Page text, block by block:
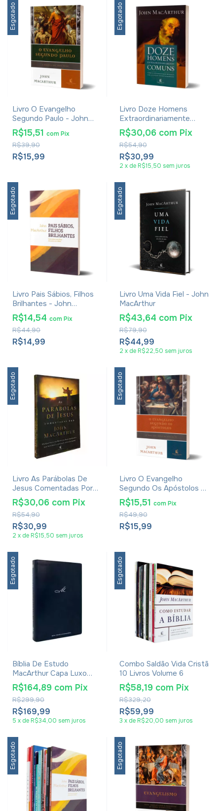
Esgotado
Livro O Evangelho
Segundo Paulo - John
MacArthur
R$15,99
R$39,90
R$15,51 comPix
Esgotado
Livro Doze Homens
Extraordinariamente
Comuns - John
Macarthur
R$30,99
R$54,90
R$30,06 com Pix
2 x de R$15,50 sem juros
Esgotado
Livro Pais Sábios, Filhos
Brilhantes - John
MacArthur
R$14,99
R$44,90
R$14,54 comPix
Esgotado
Livro Uma Vida Fiel - John
MacArthur
R$44,99
R$79,90
R$43,64 com Pix
2 x de R$22,50 sem juros
Esgotado
Livro As Parábolas De
Jesus Comentadas Por
John Macarthur
R$30,99
R$54,90
R$30,06 com Pix
2 x de R$15,50 sem juros
Esgotado
Livro O Evangelho
Segundo Os Apóstolos -
John MacArthur
R$15,99
R$49,90
R$15,51 com Pix
Esgotado
Bíblia De Estudo
MacArthur Capa Luxo
Azul
R$169,99
R$299,90
R$164,89 com Pix
5 x de R$34,00 sem juros
Esgotado
Combo Saldão Vida Cristã
10 Livros Volume 6
R$59,99
R$329,20
R$58,19 com Pix
3 x de R$20,00 sem juros
Esgotado Esgotado